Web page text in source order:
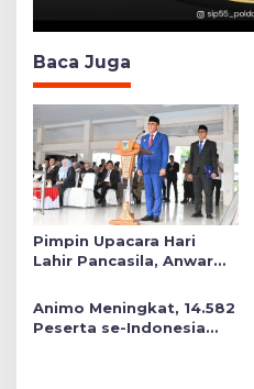
Baca Juga
Pimpin Upacara Hari
Lahir Pancasila, Anwar
Sosial dalam Kebijakan
Publik
Animo Meningkat, 14.582
Peserta se-Indonesia